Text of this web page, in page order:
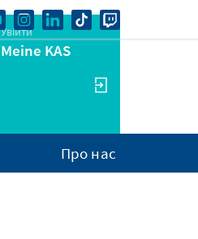
Увійти
Meine KAS
Про нас